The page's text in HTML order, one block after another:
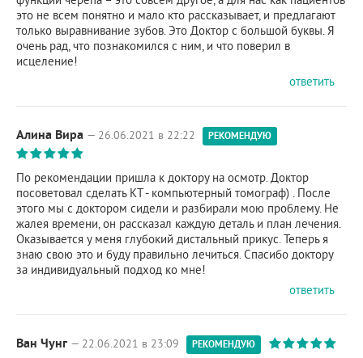
это не всем понятно и мало кто рассказывает, и предлагают
только выравнивание зубов. Это Доктор с большой буквы. Я
очень рад, что познакомился с ним, и что поверил в
исцеление!
ответить
Алина Вира — 26.06.2021 в 22:22 РЕКОМЕНДУЮ
По рекомендации пришла к доктору на осмотр. Доктор
посоветовал сделать КТ - компьютерный томограф) . После
этого мы с доктором сидели и разбирали мою проблему. Не
жалея времени, он рассказал каждую деталь и план лечения.
Оказывается у меня глубокий дистальный прикус. Теперь я
знаю свою это и буду правильно лечиться. Спасибо доктору
за индивидуальный подход ко мне!
ответить
Ван Чунг — 22.06.2021 в 23:09 РЕКОМЕНДУЮ